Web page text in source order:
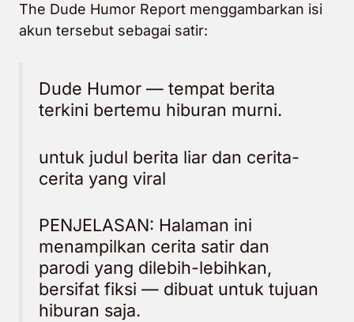
The Dude Humor Report menggambarkan isi
akun tersebut sebagai satir:
Dude Humor — tempat berita
terkini bertemu hiburan murni.
untuk judul berita liar dan cerita-
cerita yang viral
PENJELASAN: Halaman ini
menampilkan cerita satir dan
parodi yang dilebih-lebihkan,
bersifat fiksi — dibuat untuk tujuan
hiburan saja.